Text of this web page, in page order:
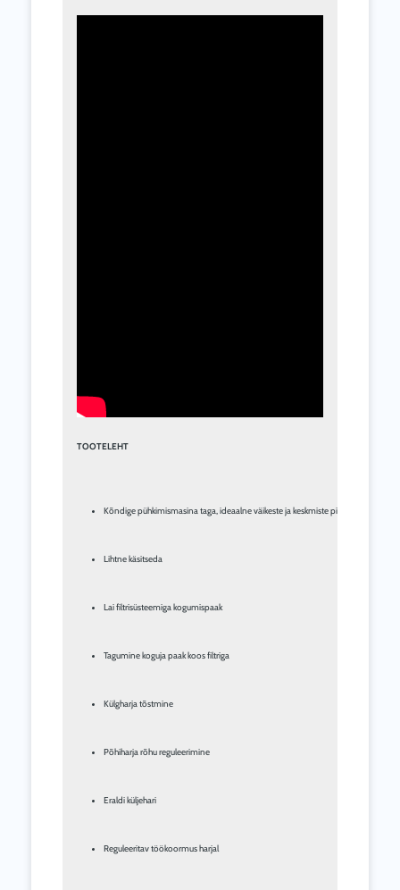
TOOTELEHT
Kõndige pühkimismasina taga, ideaalne väikeste ja keskmiste pindade jaoks
Lihtne käsitseda
Lai filtrisüsteemiga kogumispaak
Tagumine koguja paak koos filtriga
Külgharja tõstmine
Põhiharja rõhu reguleerimine
Eraldi küljehari
Reguleeritav töökoormus harjal